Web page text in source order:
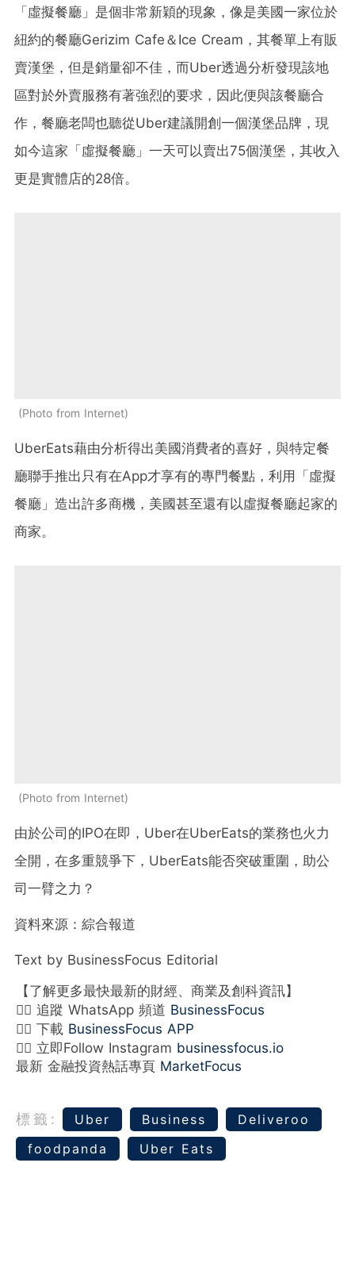
「虛擬餐廳」是個非常新穎的現象，像是美國一家位於
紐約的餐廳Gerizim Cafe＆Ice Cream，其餐單上有販
賣漢堡，但是銷量卻不佳，而Uber透過分析發現該地
區對於外賣服務有著強烈的要求，因此便與該餐廳合
作，餐廳老闆也聽從Uber建議開創一個漢堡品牌，現
如今這家「虛擬餐廳」一天可以賣出75個漢堡，其收入
更是實體店的28倍。
Photo from Internet
UberEats藉由分析得出美國消費者的喜好，與特定餐
廳聯手推出只有在App才享有的專門餐點，利用「虛擬
餐廳」造出許多商機，美國甚至還有以虛擬餐廳起家的
商家。
Photo from Internet
由於公司的IPO在即，Uber在UberEats的業務也火力
全開，在多重競爭下，UberEats能否突破重圍，助公
司一臂之力？
資料來源：綜合報道
Text by BusinessFocus Editorial
【了解更多最快最新的財經、商業及創科資訊】
👉🏻 追蹤 WhatsApp 頻道 BusinessFocus
👉🏻 下載 BusinessFocus APP
👉🏻 立即Follow Instagram businessfocus.io
最新 金融投資熱話專頁 MarketFocus
標籤: Uber Business
Deliveroo
foodpanda
Ube​​r Eats